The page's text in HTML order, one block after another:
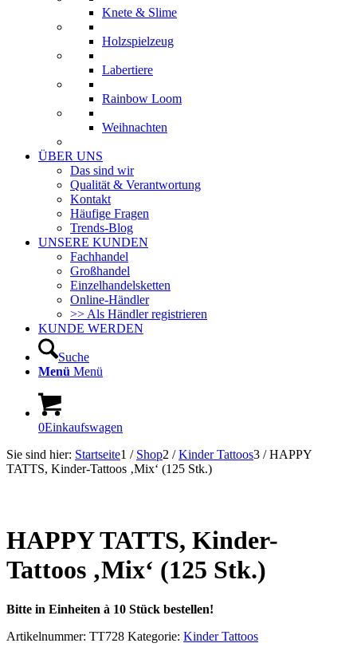
Knete & Slime
Holzspielzeug
Labertiere
Rainbow Loom
Weihnachten
ÜBER UNS
Das sind wir
Qualität & Verantwortung
Kontakt
Häufige Fragen
Trends-Blog
UNSERE KUNDEN
Fachhandel
Großhandel
Einzelhandelsketten
Online-Händler
>> Als Händler registrieren
KUNDE WERDEN
Suche
Menü Menü
0Einkaufswagen
Sie sind hier: Startseite1 / Shop2 / Kinder Tattoos3 / HAPPY
TATTS, Kinder-Tattoos ‚Mix‘ (125 Stk.)
HAPPY TATTS, Kinder-
Tattoos ‚Mix‘ (125 Stk.)
Bitte in Einheiten à 10 Stück bestellen!
Artikelnummer: TT728 Kategorie: Kinder Tattoos